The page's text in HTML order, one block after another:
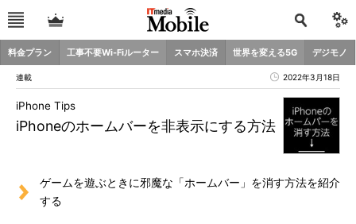
料金プラン 工事不要Wi-Fiルーター スマホ決済 世界を変える5G デジモノ
連載 2022年3月18日
iPhoneのホームバーを非表示にする方法
iPhone Tips
ゲームを遊ぶときに邪魔な「ホームバー」を消す方法を紹介
する